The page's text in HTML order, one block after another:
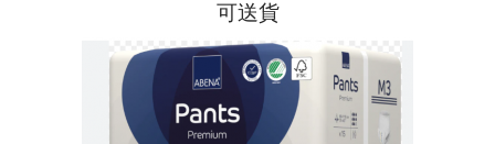
可送貨